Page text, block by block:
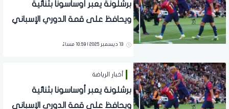
برشلونة يعبر أوساسونا بثنائية
ويحافظ على قمة الدوري الإسباني
13 ديسمبر 2025 | 10:59 مساءً
أخبار الرياضة
برشلونة يعبر أوساسونا بثنائية
ويحافظ على قمة الدوري الإسباني